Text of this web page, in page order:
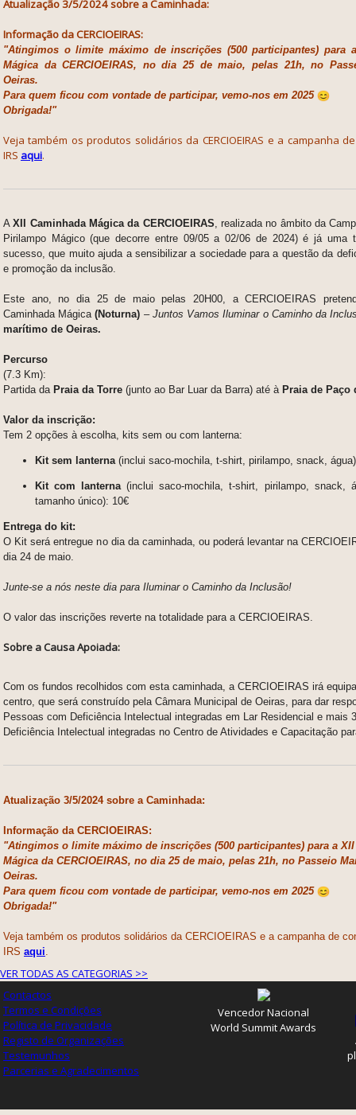
Atualização 3/5/2024 sobre a Caminhada:
Informação da CERCIOEIRAS:
"Atingimos o limite máximo de inscrições (500 participantes) para
Mágica da CERCIOEIRAS, no dia 25 de maio, pelas 21h, no
Oeiras.
Para quem ficou com vontade de participar, vemo-nos em 2025
Obrigada!"
Veja também os produtos solidários da CERCIOEIRAS e a campanha
IRS aqui.
AXII Caminhada Mágica da CERCIOEIRAS, realizada no âmbito da
Pirilampo Mágico (que decorre entre 09/05 a 02/06 de 2024) é já uma
sucesso, que muito ajuda a sensibilizar a sociedade para a questão da
e promoção da inclusão.
Este ano, no dia 25 de maio pelas 20H00, a CERCIOEIRAS
Caminhada Mágica(Noturna) – Juntos Vamos Iluminar o Caminho da
marítimo de Oeiras.
Percurso
(7.3 Km):
Partida da Praia da Torre (junto ao Bar Luar da Barra) até à Praia de Paço
Valor da inscrição:
Tem 2 opções à escolha, kits sem ou com lanterna:
Kit sem lanterna (inclui saco-mochila, t-shirt, pirilampo, snack,
Kit com lanterna (incluisaco-mochila, t-shirt, pirilampo, snack,
tamanho único): 10€
Entrega do kit:
O Kit será entregue no dia da caminhada, ou poderá levantar na
dia 24 de maio.
Junte-se a nós neste dia para Iluminar o Caminho da Inclusão!
O valor das inscrições reverte na totalidade para a CERCIOEIRAS.
Sobre a Causa Apoiada:
Com os fundos recolhidos com esta caminhada, a CERCIOEIRAS irá
centro, que será construído pela Câmara Municipal de Oeiras, para dar
Pessoas com Deficiência Intelectual integradas em Lar Residencial e mais
Deficiência Intelectual integradas no Centro de Atividades e Capacitação
Atualização 3/5/2024 sobre a Caminhada:
Informação da CERCIOEIRAS:
"Atingimos o limite máximo de inscrições (500 participantes) para a
Mágica da CERCIOEIRAS, no dia 25 de maio, pelas 21h, no Passeio
Oeiras.
Para quem ficou com vontade de participar, vemo-nos em 2025
Obrigada!"
Veja também os produtos solidários da CERCIOEIRAS e a campanha de
IRS aqui
VER TODAS AS CATEGORIAS >>
Contactos
Termos e Condições
Política de Privacidade
Registo de Organizações
Testemunhos
Parcerias e Agradecimentos
Vencedor Nacional
World Summit Awards